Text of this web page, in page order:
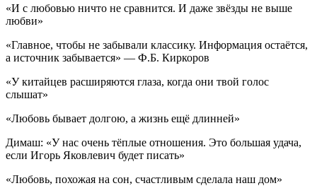
«И с любовью ничто не сравнится. И даже звёзды не выше
любви»
«Главное, чтобы не забывали классику. Информация остаётся,
а источник забывается» — Ф.Б. Киркоров
«У китайцев расширяются глаза, когда они твой голос
слышат»
«Любовь бывает долгою, а жизнь ещё длинней»
Димаш: «У нас очень тёплые отношения. Это большая удача,
если Игорь Яковлевич будет писать»
«Любовь, похожая на сон, счастливым сделала наш дом»